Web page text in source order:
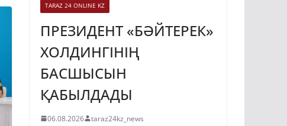
TARAZ 24 ONLINE KZ
ПРЕЗИДЕНТ «БӘЙТЕРЕК»
ХОЛДИНГІНІҢ
БАСШЫСЫН
ҚАБЫЛДАДЫ
06.08.2026 taraz24kz_news